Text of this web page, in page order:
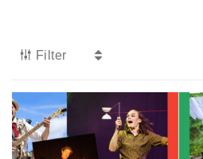
Eten en drinken
Overnachten
Filter